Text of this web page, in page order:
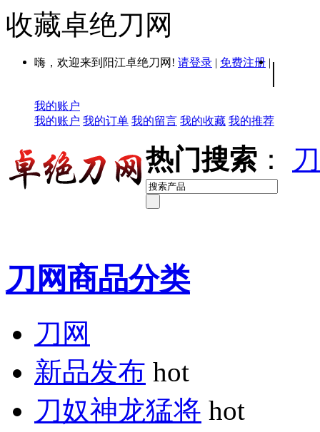
收藏卓绝刀网
嗨，欢迎来到阳江卓绝刀网! 请登录 | 免费注册 | |
我的账户
我的账户 我的订单 我的留言 我的收藏 我的推荐
热门搜索 ：
刀网商品分类
刀网
新品发布 hot
刀奴神龙猛将 hot